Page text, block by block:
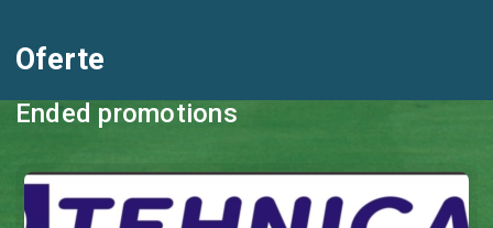
Oferte
Ended promotions